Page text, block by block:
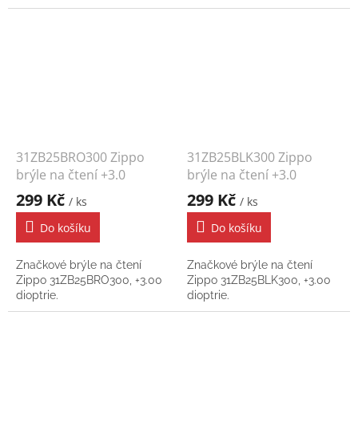
31ZB25BRO300 Zippo
brýle na čtení +3.0
299 Kč / ks
Do košíku
Značkové brýle na čtení
Zippo 31ZB25BRO300, +3.00
dioptrie.
31ZB25BLK300 Zippo
brýle na čtení +3.0
299 Kč / ks
Do košíku
Značkové brýle na čtení
Zippo 31ZB25BLK300, +3.00
dioptrie.